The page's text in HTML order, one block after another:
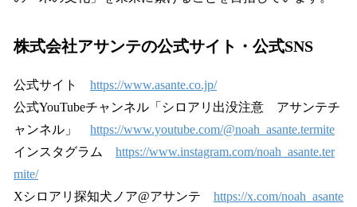
株式会社アサンテの公式サイト・公式SNS
公式サイト https://www.asante.co.jp/
公式YouTubeチャンネル「シロアリ出没注意 アサンテチ
ャンネル」 https://www.youtube.com/@noah_asante.termite
インスタグラム https://www.instagram.com/noah_asante.ter
mite/
Xシロアリ探知犬ノア@アサンテ https://x.com/noah_asante